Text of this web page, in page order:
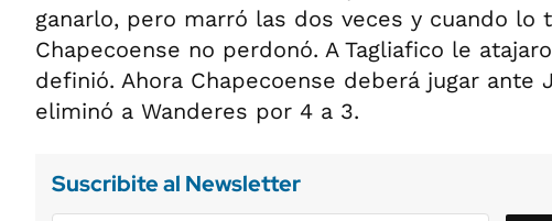
ganarlo, pero marró las dos veces y cuando lo
Chapecoense no perdonó. A Tagliafico le
definió. Ahora Chapecoense deberá jugar ante
eliminó a Wanderes por 4 a 3.
Suscribite al Newsletter